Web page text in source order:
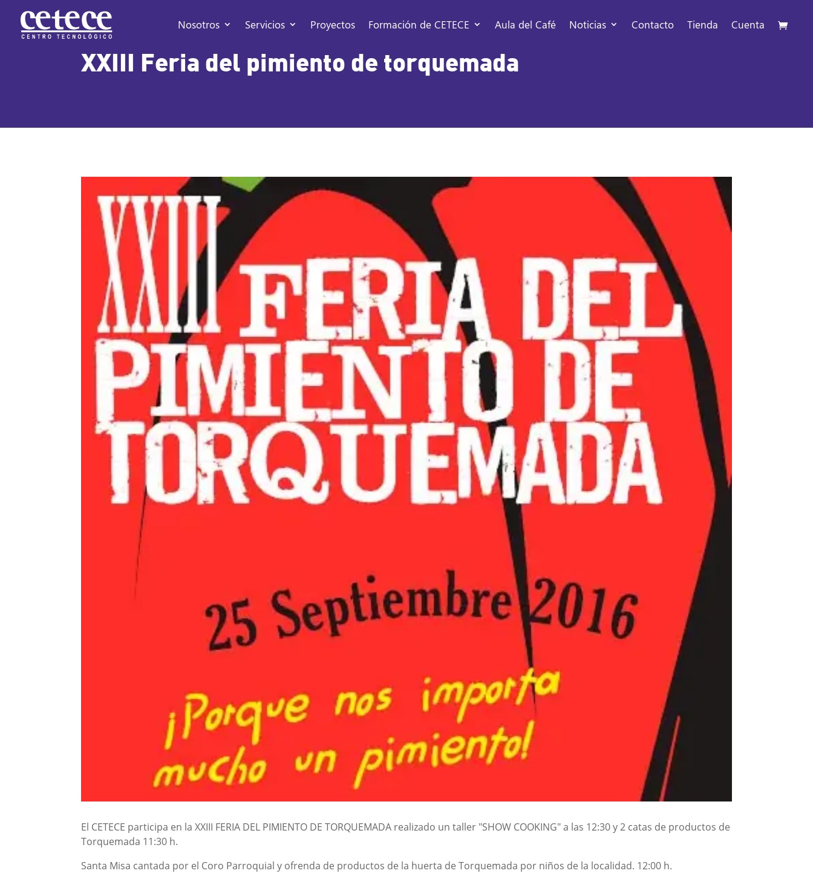
Nosotros Servicios Proyectos Formación de CETECE Aula del Café Noticias Contacto Tienda Cuenta
XXIII Feria del pimiento de torquemada
El CETECE participa en la XXIII FERIA DEL PIMIENTO DE TORQUEMADA realizado un taller "SHOW COOKING" a las 12:30 y 2 catas de productos de
Torquemada 11:30 h.
Santa Misa cantada por el Coro Parroquial y ofrenda de productos de la huerta de Torquemada por niños de la localidad. 12:00 h.